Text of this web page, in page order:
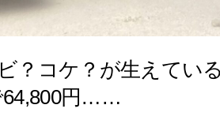
ビ？コケ？が生えて
円……